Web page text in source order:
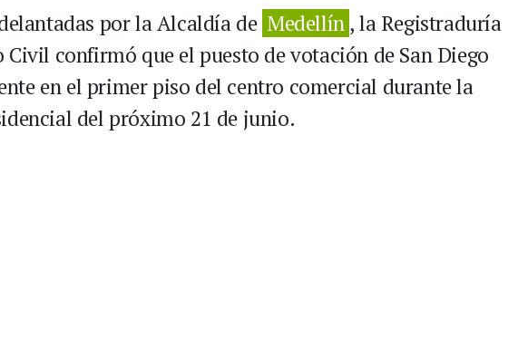
por la Alcaldía de Medellín, la Registraduría
confirmó que el puesto de votación de San Diego
en el primer piso del centro comercial durante la
del próximo 21 de junio.